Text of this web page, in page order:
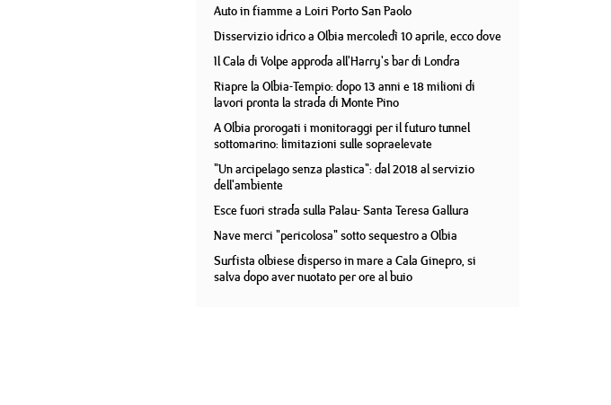
Auto in fiamme a Loiri Porto San Paolo
Disservizio idrico a Olbia mercoledì 10 aprile, ecco dove
Il Cala di Volpe approda all'Harry's bar di Londra
Riapre la Olbia-Tempio: dopo 13 anni e 18 milioni di
lavori pronta la strada di Monte Pino
A Olbia prorogati i monitoraggi per il futuro tunnel
sottomarino: limitazioni sulle sopraelevate
"Un arcipelago senza plastica": dal 2018 al servizio
dell'ambiente
Esce fuori strada sulla Palau- Santa Teresa Gallura
Nave merci "pericolosa" sotto sequestro a Olbia
Surfista olbiese disperso in mare a Cala Ginepro, si
salva dopo aver nuotato per ore al buio